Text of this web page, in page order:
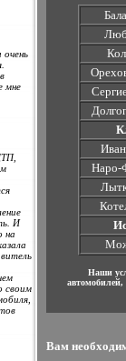
очень
мне
И
на
своим
Наро-
Наши
Вам